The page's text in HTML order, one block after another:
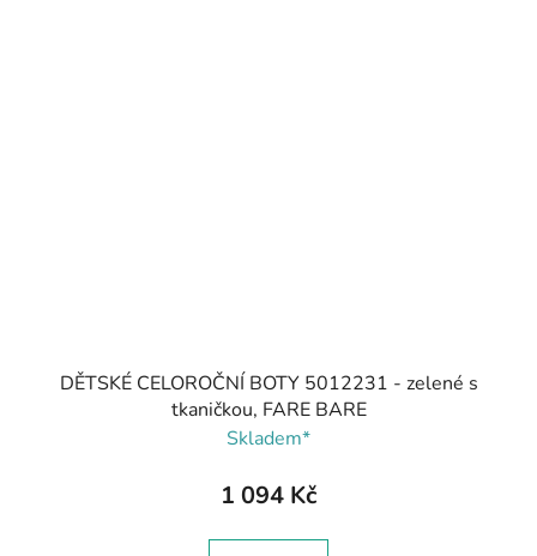
DĚTSKÉ CELOROČNÍ BOTY 5012231 - zelené s
tkaničkou, FARE BARE
Skladem*
1 094 Kč